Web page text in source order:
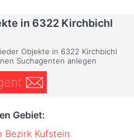
in 6322 Kirchbichl
Objekte in 6322 Kirchbichl
Suchagenten anlegen
Gebiet:
Bezirk Kufstein